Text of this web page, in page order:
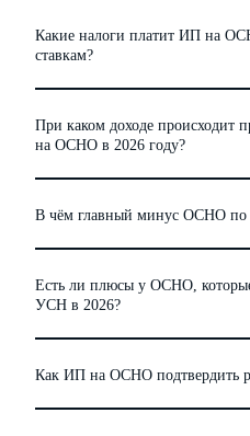
Какие налоги платит ИП на
ставкам?
При каком доходе происходит
на ОСНО в 2026 году?
В чём главный минус ОСНО по
Есть ли плюсы у ОСНО, которые
УСН в 2026?
Как ИП на ОСНО подтвердить